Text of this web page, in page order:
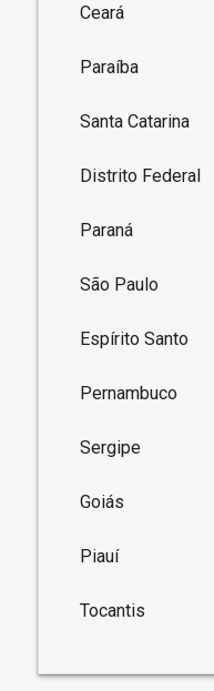
Ceará
Paraíba
Santa Catarina
Distrito Federal
Paraná
São Paulo
Espírito Santo
Pernambuco
Sergipe
Goiás
Piauí
Tocantis